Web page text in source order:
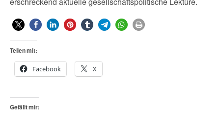
Teilen mit:
Facebook X
Gefällt mir: